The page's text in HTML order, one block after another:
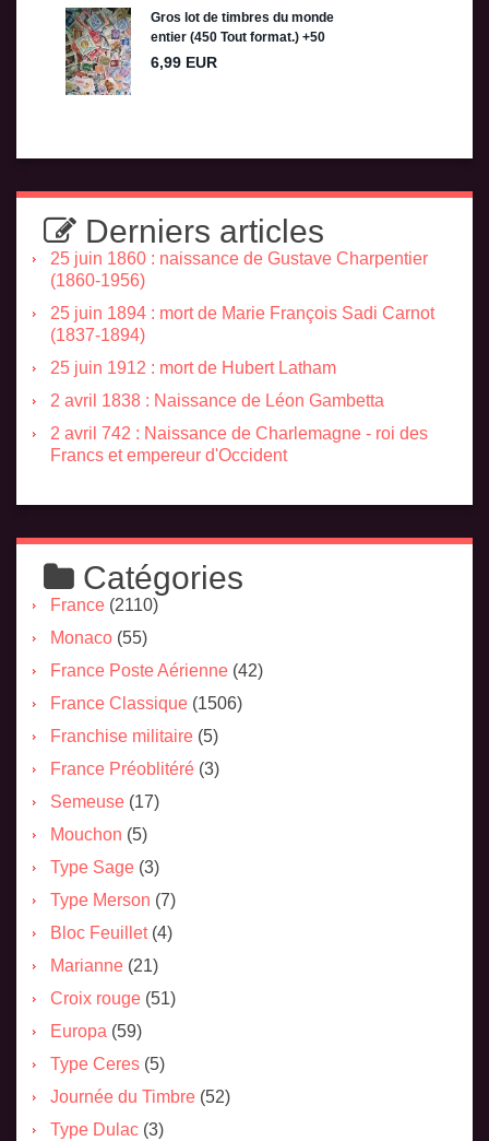
Derniers articles
25 juin 1860 : naissance de Gustave Charpentier
(1860-1956)
25 juin 1894 : mort de Marie François Sadi Carnot
(1837-1894)
25 juin 1912 : mort de Hubert Latham
2 avril 1838 : Naissance de Léon Gambetta
2 avril 742 : Naissance de Charlemagne - roi des
Francs et empereur d'Occident
Catégories
France (2110)
Monaco (55)
France Poste Aérienne (42)
France Classique (1506)
Franchise militaire (5)
France Préoblitéré (3)
Semeuse (17)
Mouchon (5)
Type Sage (3)
Type Merson (7)
Bloc Feuillet(4)
Marianne (21)
Croix rouge (51)
Europa (59)
Type Ceres (5)
Journée du Timbre (52)
Type Dulac (3)